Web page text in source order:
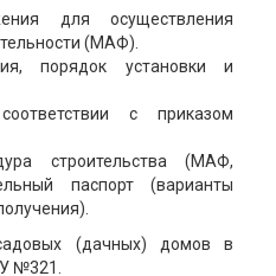
для осуществления
(МАФ).
порядок установки и
с приказом
строительства (МАФ,
паспорт (варианты
(дачных) домов в
№321.